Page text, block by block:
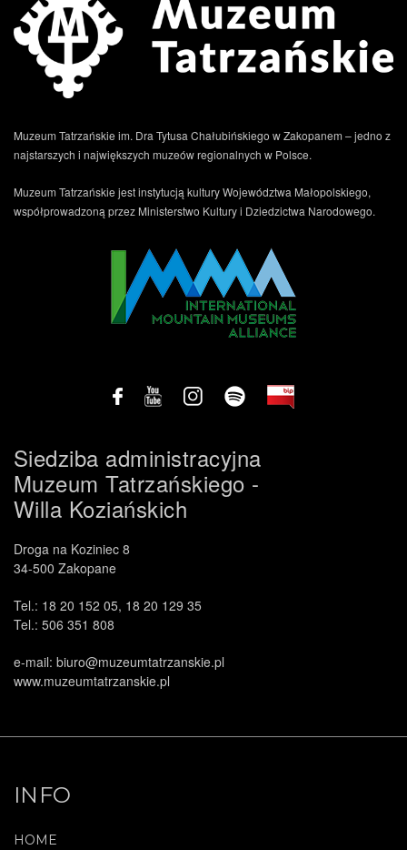
Muzeum Tatrzańskie im. Dra Tytusa Chałubińskiego w Zakopanem – jedno z
najstarszych i największych muzeów regionalnych w Polsce.
Muzeum Tatrzańskie jest instytucją kultury Województwa Małopolskiego,
współprowadzoną przez Ministerstwo Kultury i Dziedzictwa Narodowego.
Siedziba administracyjna
Muzeum Tatrzańskiego -
Willa Koziańskich
Droga na Koziniec 8
34-500 Zakopane
Tel.: 18 20 152 05, 18 20 129 35
Tel.: 506 351 808
e-mail: biuro@muzeumtatrzanskie.pl
www.muzeumtatrzanskie.pl
INFO
HOME